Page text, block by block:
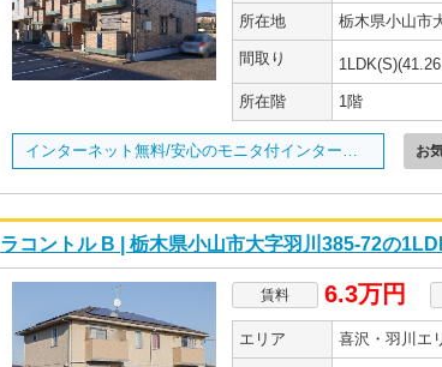
所在地 栃木県小山市
間取り
所在階 1階
お
ラコントル B | 栃木県小山市大字羽川385-72の
賃料 6.3万円
エリア 喜沢・羽川エ